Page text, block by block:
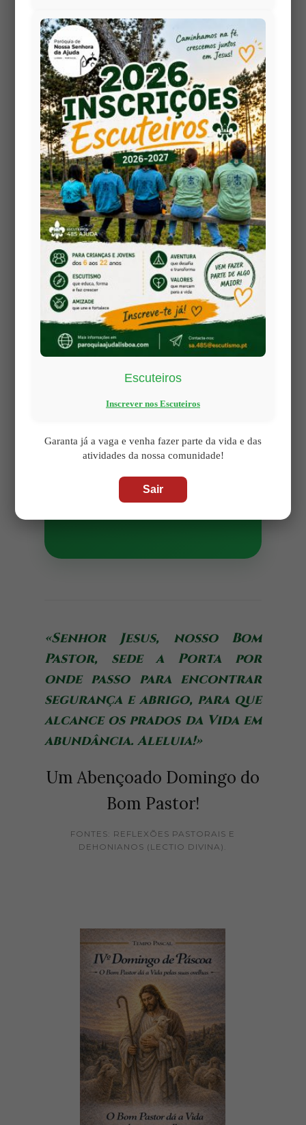
Distinguir a Voz:No meio
de tantas vozes e opiniões
que o mundo atira
diariamente, sabe
distinguir a voz de Jesus?
Dedique, esta semana, 10
minutos de silêncio diário
para O escutar na oração.
Identificar os "Ladrões":
Jesus alerta para os que
vêm roubar e destruir.
Quais são os atalhos ou
promessas falsas
(consumismo, vaidade,
egoísmo) em que tem
confiado a sua felicidade e
que o acabam por deixar
vazio?
Transparecer a Vida em
vivência da fé transparece
contagiante, ou vive-a
apenas como uma
obrigação e um peso?
Deixe-se conduzir pelo
«Senhor Jesus, nosso Bom
Pastor, sede a Porta por
onde passo para encontrar
segurança e abrigo, para que
alcance os prados da Vida em
abundância. Aleluia!»
Um Abençoado Domingo do
Bom Pastor!
FONTES: REFLEXÕES PASTORAIS E
DEHONIANOS (LECTIO DIVINA).
Escuteiros
Inscrever nos Escuteiros
Garanta já a vaga e venha fazer parte da vida e das
atividades da nossa comunidade!
Sair